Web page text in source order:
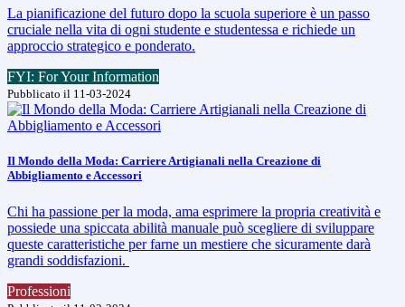
La pianificazione del futuro dopo la scuola superiore è un passo
cruciale nella vita di ogni studente e studentessa e richiede un
approccio strategico e ponderato.
FYI: For Your Information
Pubblicato il 11-03-2024
Il Mondo della Moda: Carriere Artigianali nella Creazione di
Abbigliamento e Accessori
Chi ha passione per la moda, ama esprimere la propria creatività e
possiede una spiccata abilità manuale può scegliere di sviluppare
queste caratteristiche per farne un mestiere che sicuramente darà
grandi soddisfazioni.
Professioni